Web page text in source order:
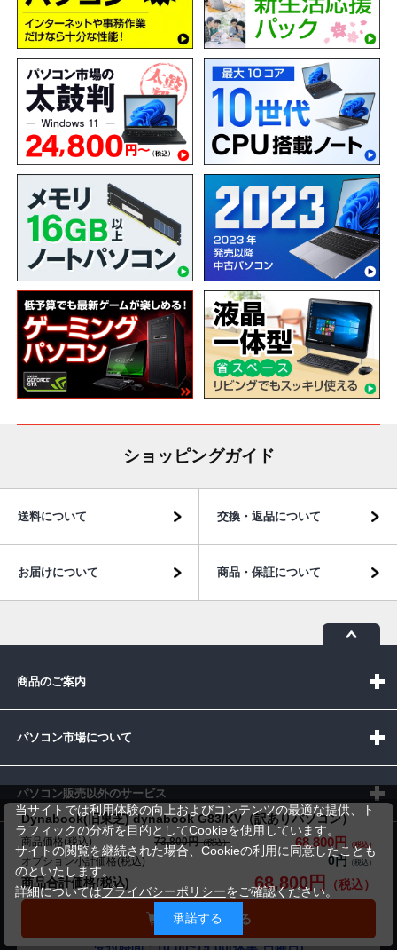
Dynabook(旧東芝) dynabook G83/KV（訳ありパソコン）
商品価格(税込) 68,800円
73,800円
オプション小計価格(税込)
0円
商品合計価格(税込)
68,800円
カートに入れる
ショッピングガイド
送料について 交換・返品について
お届けについて 商品・保証について
商品のご案内
パソコン市場について
パソコン販売以外のサービス
お問い合わせ
当サイトでは利用体験の向上およびコンテンツの最適な提供、ト
ラフィックの分析を目的としてCookieを使用しています。
サイトの閲覧を継続された場合、Cookieの利用に同意したことも
のといたします。
詳細についてはプライバシーポリシーをご確認ください。
承諾する